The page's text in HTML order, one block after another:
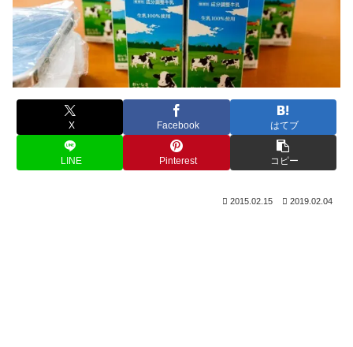
X Facebook はてブ
LINE Pinterest コピー
2015.02.15 2019.02.04